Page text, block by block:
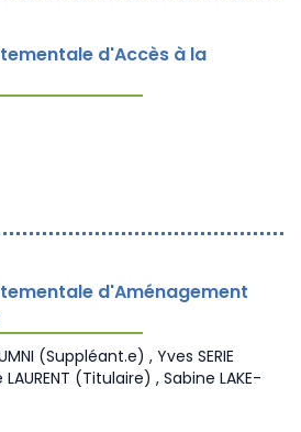
d'Accès à la
d'Aménagement
(Suppléant.e) , Yves SERIE
(Titulaire) , Sabine LAKE-